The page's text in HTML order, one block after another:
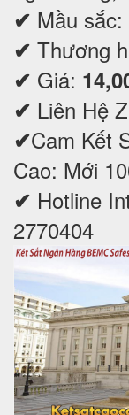
✔ Mầu
✔ Thương
✔ Giá:
✔ Liên Hệ
✔Cam Kết
Cao: Mới
✔ Hotline
2770404